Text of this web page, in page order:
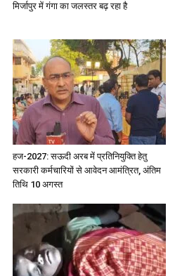
मिर्जापुर में गंगा का जलस्तर बढ़ रहा है
हज-2027: सऊदी अरब में प्रतिनियुक्ति हेतु
सरकारी कर्मचारियों से आवेदन आमंत्रित, अंतिम
तिथि 10 अगस्त